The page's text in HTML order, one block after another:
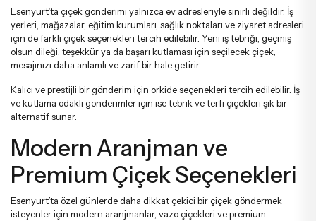
Esenyurt’ta çiçek gönderimi yalnızca ev adresleriyle sınırlı değildir. İş
yerleri, mağazalar, eğitim kurumları, sağlık noktaları ve ziyaret adresleri
için de farklı çiçek seçenekleri tercih edilebilir. Yeni iş tebriği, geçmiş
olsun dileği, teşekkür ya da başarı kutlaması için seçilecek çiçek,
mesajınızı daha anlamlı ve zarif bir hale getirir.
Kalıcı ve prestijli bir gönderim için orkideseçenekleri tercih edilebilir. İş
ve kutlama odaklı gönderimler için isetebrik ve terfi çiçekleri şık bir
alternatif sunar.
Modern Aranjman ve
Premium Çiçek Seçenekleri
Esenyurt’ta özel günlerde daha dikkat çekici bir çiçek göndermek
isteyenler için modern aranjmanlar, vazo çiçekleri ve premium